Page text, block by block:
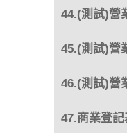
44.(測試)營
45.(測試)營
46.(測試)營
47.商業登